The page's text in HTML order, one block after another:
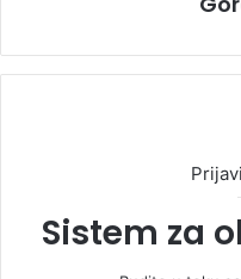
Sistem za